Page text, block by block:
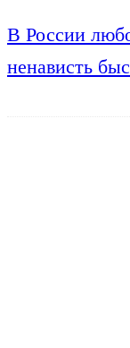
В России
ненависть